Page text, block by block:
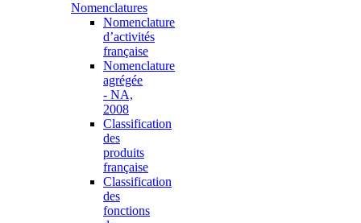
Nomenclatures
Nomenclature
d’activités
française
Nomenclature
agrégée
- NA,
2008
Classification
des
produits
française
Classification
des
fonctions